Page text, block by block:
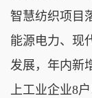
智慧纺织项目
能源电力、现
发展，年内新
上工业企业8